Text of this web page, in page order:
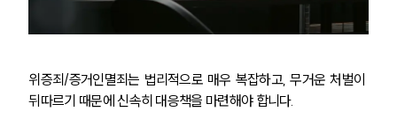
위증죄/증거인멸죄는 법리적으로 매우 복잡하고, 무거운 처벌이
뒤따르기 때문에 신속히 대응책을 마련해야 합니다.